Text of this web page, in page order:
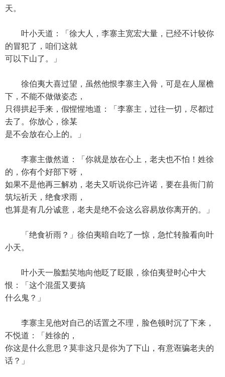
天。
叶小天道：「徐大人，李寨主宽宏大量，已经不计较你
的冒犯了，咱们这就
可以下山了。」
徐伯夷大喜过望，虽然他恨李寨主入骨，可是在人屋檐
下，不能不做做姿态，
只得拱起手来，假惺惺地道：「李寨主，过往一切，尽都过
去了。你放心，徐某
是不会放在心上的。」
李寨主傲然道：「你就是放在心上，老夫也不怕！姓徐
的，你有个好部下呀，
如果不是他再三解劝，老夫又听说你已许诺，要在县衙门前
筑坛祈天，绝食求雨，
也算是有几分诚意，老夫是绝不会这么容易放你离开的。」
「绝食祈雨？」徐伯夷暗自吃了一惊，急忙转脸看向叶
小天。
叶小天一脸黠笑地向他眨了眨眼，徐伯夷登时心中大
恨：「这个混蛋又要搞
什么鬼？」
李寨主见他对自己的话置之不理，脸色顿时沉了下来，
不悦道：「姓徐的，
你这是什么意思？莫非这只是你为了下山，有意诳骗老夫的
话？」